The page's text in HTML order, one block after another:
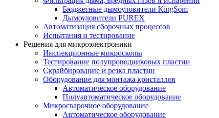
Бюджетные дымоуловители KingSom
Дымоуловители PUREX
Автоматизация сборочных процессов
Испытания и тестирование
Решения для микроэлектроники
Инспекционные микроскопы
Тестирование полупроводниковых пластин
Скрайбирование и резка пластин
Оборудование для монтажа кристаллов
Автоматическое оборудование
Полуавтоматическое оборудование
Микросварочное оборудование
Автоматическое оборудование